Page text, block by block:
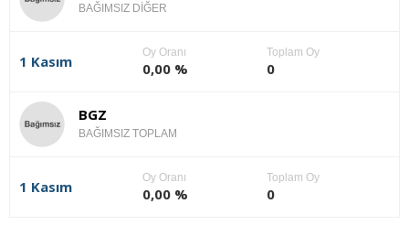
BAĞIMSIZ DİĞER
1 Kasım
Oy Oranı
0,00 %
Toplam Oy
0
BGZ
BAĞIMSIZ TOPLAM
1 Kasım
Oy Oranı
0,00 %
Toplam Oy
0